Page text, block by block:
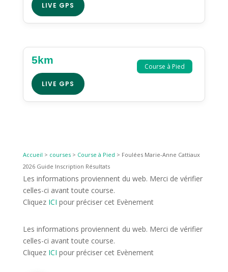
LIVE GPS
Course à Pied
5km
LIVE GPS
Accueil > courses> Course à Pied > Foulées Marie-Anne Cattiaux
2026 Guide Inscription Résultats
Les informations proviennent du web. Merci de vérifier
celles-ci avant toute course.
Cliquez ICI pour préciser cet Evènement
Les informations proviennent du web. Merci de vérifier
celles-ci avant toute course.
Cliquez ICI pour préciser cet Evènement